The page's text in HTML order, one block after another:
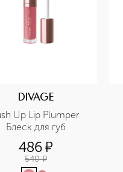
DIVAGE
Up Lip Plumper
Блеск для губ
486¤
540 ¤